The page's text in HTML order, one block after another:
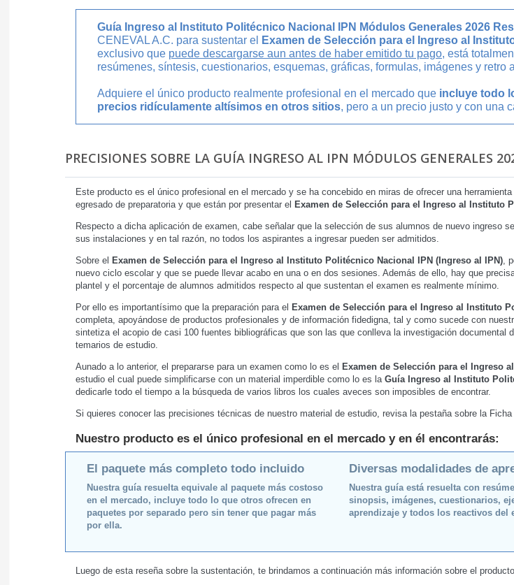
Guía Ingreso al Instituto Politécnico Nacional IPN Módulos Generales 2026
CENEVAL A.C. para sustentar el
Examen de Selección para el Ingreso al
exclusivo que puede descargarse aun antes de haber emitido tu pago, está
resúmenes, síntesis, cuestionarios, esquemas, gráficas, formulas, imágenes y retro
Adquiere el único producto realmente profesional en el mercado que incluye todo
precios ridículamente altísimos en otros sitios, pero a un precio justo y con una
PRECISIONES SOBRE LA GUÍA INGRESO AL IPN MÓDULOS GENERALES
Este producto es el único profesional en el mercado y se ha concebido en miras de ofrecer una
egresado de preparatoria y que están por presentar el Examen de Selección para el Ingreso al Instituto
Respecto a dicha aplicación de examen, cabe señalar que la selección de sus alumnos de nuevo ingreso
sus instalaciones y en tal razón, no todos los aspirantes a ingresar pueden ser admitidos.
Sobre el Examen de Selección para el Ingreso al Instituto Politécnico Nacional IPN (Ingreso al IPN),
nuevo ciclo escolar y que se puede llevar acabo en una o en dos sesiones. Además de ello, hay que
plantel y el porcentaje de alumnos admitidos respecto al que sustentan el examen es realmente mínimo.
Por ello es importantísimo que la preparación para el Examen de Selección para el Ingreso al Instituto
completa, apoyándose de productos profesionales y de información fidedigna, tal y como sucede con
sintetiza el acopio de casi 100 fuentes bibliográficas que son las que conlleva la investigación
temarios de estudio.
Aunado a lo anterior, el prepararse para un examen como lo es el Examen de Selección para el Ingreso
estudio el cual puede simplificarse con un material imperdible como lo es la Guía Ingreso al Instituto
dedicarle todo el tiempo a la búsqueda de varios libros los cuales aveces son imposibles de encontrar.
Si quieres conocer las precisiones técnicas de nuestro material de estudio, revisa la pestaña sobre la
Nuestro producto es el único profesional en el mercado y en él encontrarás:
El paquete más completo todo incluido
Nuestra guía resuelta equivale al paquete más costoso
en el mercado, incluye todo lo que otros ofrecen en
paquetes por separado pero sin tener que pagar más
por ella.
Diversas modalidades de
Nuestra guía está resuelta con
sinopsis, imágenes, cuestionarios,
aprendizaje y todos los reactivos del
Luego de esta reseña sobre la sustentación, te brindamos a continuación más información sobre el